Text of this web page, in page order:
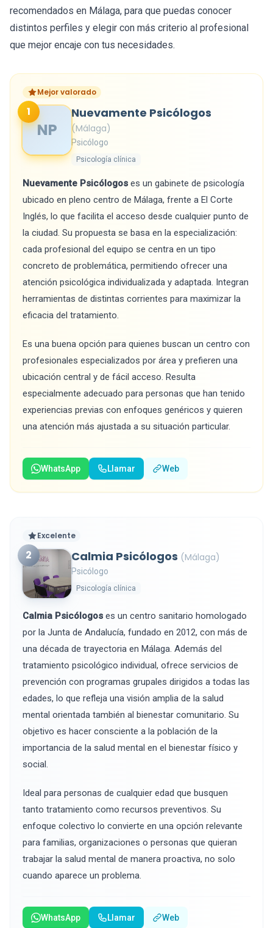
recomendados en Málaga, para que puedas conocer
distintos perfiles y elegir con más criterio al profesional
que mejor encaje con tus necesidades.
Mejor valorado
NP
1 Nuevamente Psicólogos
(Málaga)
Psicólogo
Psicología clínica
Nuevamente Psicólogos es un gabinete de psicología
ubicado en pleno centro de Málaga, frente a El Corte
Inglés, lo que facilita el acceso desde cualquier punto de
la ciudad. Su propuesta se basa en la especialización:
cada profesional del equipo se centra en un tipo
concreto de problemática, permitiendo ofrecer una
atención psicológica individualizada y adaptada. Integran
herramientas de distintas corrientes para maximizar la
eficacia del tratamiento.
Es una buena opción para quienes buscan un centro con
profesionales especializados por área y prefieren una
ubicación central y de fácil acceso. Resulta
especialmente adecuado para personas que han tenido
experiencias previas con enfoques genéricos y quieren
una atención más ajustada a su situación particular.
WhatsApp Llamar Web
Excelente
2 Calmia Psicólogos (Málaga)
Psicólogo
Psicología clínica
Calmia Psicólogos es un centro sanitario homologado
por la Junta de Andalucía, fundado en 2012, con más de
una década de trayectoria en Málaga. Además del
tratamiento psicológico individual, ofrece servicios de
prevención con programas grupales dirigidos a todas las
edades, lo que refleja una visión amplia de la salud
mental orientada también al bienestar comunitario. Su
objetivo es hacer consciente a la población de la
importancia de la salud mental en el bienestar físico y
social.
Ideal para personas de cualquier edad que busquen
tanto tratamiento como recursos preventivos. Su
enfoque colectivo lo convierte en una opción relevante
para familias, organizaciones o personas que quieran
trabajar la salud mental de manera proactiva, no solo
cuando aparece un problema.
WhatsApp Llamar Web